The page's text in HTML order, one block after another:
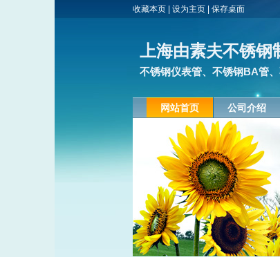
收藏本页 设为主页 保存桌面
上海由素夫不锈钢
不锈钢仪表管、不锈钢BA管
网站首页 公司介绍